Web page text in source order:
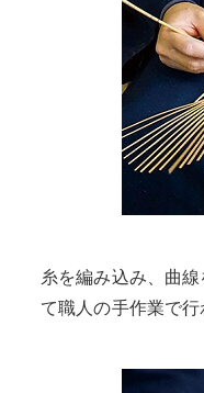
糸を編み込み、曲
て職人の手作業で行